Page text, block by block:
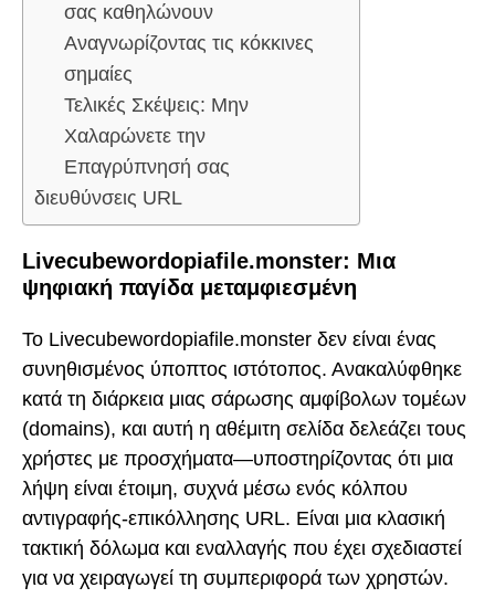
σας καθηλώνουν
Αναγνωρίζοντας τις κόκκινες
σημαίες
Τελικές Σκέψεις: Μην
Χαλαρώνετε την
Επαγρύπνησή σας
διευθύνσεις URL
Livecubewordopiafile.monster: Μια
ψηφιακή παγίδα μεταμφιεσμένη
Το Livecubewordopiafile.monster δεν είναι ένας
συνηθισμένος ύποπτος ιστότοπος. Ανακαλύφθηκε
κατά τη διάρκεια μιας σάρωσης αμφίβολων τομέων
(domains), και αυτή η αθέμιτη σελίδα δελεάζει τους
χρήστες με προσχήματα—υποστηρίζοντας ότι μια
λήψη είναι έτοιμη, συχνά μέσω ενός κόλπου
αντιγραφής-επικόλλησης URL. Είναι μια κλασική
τακτική δόλωμα και εναλλαγής που έχει σχεδιαστεί
για να χειραγωγεί τη συμπεριφορά των χρηστών.